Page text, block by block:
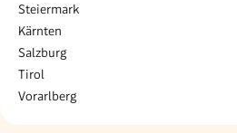
Steiermark
Kärnten
Salzburg
Tirol
Vorarlberg